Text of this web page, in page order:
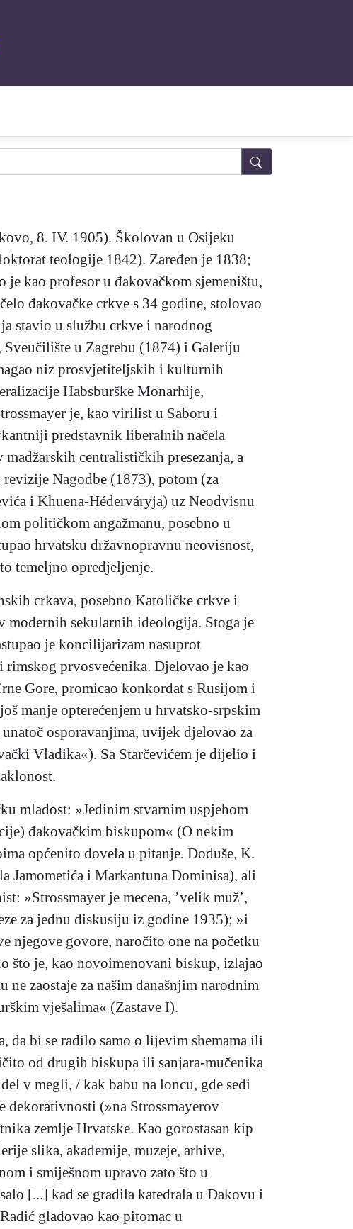
8. IV. 1905). Školovan u Osijeku
teologije 1842). Zaređen je 1838;
kao profesor u đakovačkom sjemeništu,
đakovačke crkve s 34 godine, stolovao
stavio u službu crkve i narodnog
u Zagrebu (1874) i Galeriju
niz prosvjetiteljskih i kulturnih
Habsburške Monarhije,
je, kao virilist u Saboru i
predstavnik liberalnih načela
centralističkih presezanja, a
Nagodbe (1873), potom (za
i Khuena-Héderváryja) uz Neodvisnu
političkom angažmanu, posebno u
hrvatsku državnopravnu neovisnost,
temeljno opredjeljenje.
crkava, posebno Katoličke crkve i
modernih sekularnih ideologija. Stoga je
je koncilijarizam nasuprot
prvosvećenika. Djelovao je kao
Gore, promicao konkordat s Rusijom i
manje opterećenjem u hrvatsko-srpskim
osporavanjima, uvijek djelovao za
Vladika«). Sa Starčevićem je dijelio i
mladost: »Jedinim stvarnim uspjehom
đakovačkim biskupom« (O nekim
općenito dovela u pitanje. Doduše, K.
Jamometića i Markantuna Dominisa), ali
»Strossmayer je mecena, ’velik muž’,
za jednu diskusiju iz godine 1935); »i
njegove govore, naročito one na početku
što je, kao novoimenovani biskup, izlajao
zaostaje za našim današnjim narodnim
vješalima« (Zastave I).
bi se radilo samo o lijevim shemama ili
od drugih biskupa ili sanjara-mučenika
v megli, / kak babu na loncu, gde sedi
dekorativnosti (»na Strossmayerov
zemlje Hrvatske. Kao gorostasan kip
slika, akademije, muzeje, arhive,
i smiješnom upravo zato što u
[...] kad se gradila katedrala u Đakovu i
gladovao kao pitomac u